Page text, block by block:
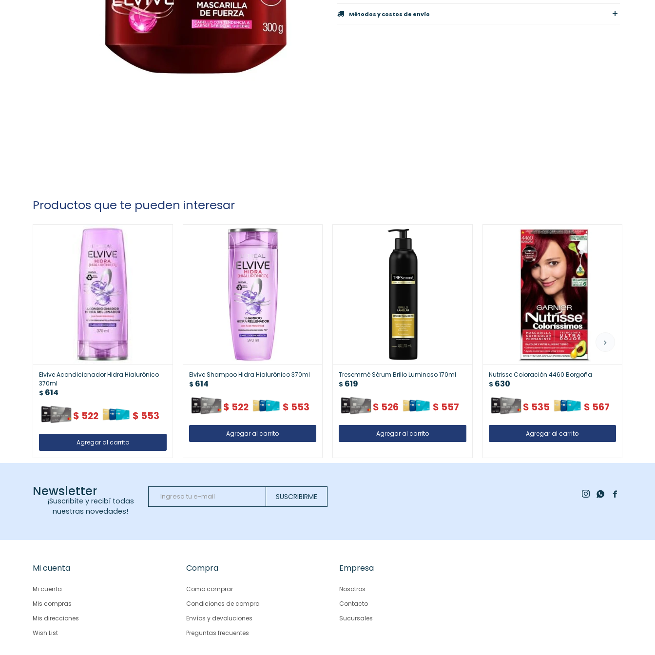
Métodos y costos de envío
Productos que te pueden interesar
Elvive Acondicionador Hidra Hialurónico
370ml
$ 614
$ 522 $ 553
Elvive Shampoo Hidra Hialurónico 370ml
$ 614
$ 522 $ 553
Tresemmé Sérum Brillo Luminoso 170ml
$ 619
$ 526 $ 557
Nutrisse Coloración 4460 Borgoña
$ 630
$ 535 $ 567
Newsletter
¡Suscribite y recibí todas
nuestras novedades!
SUSCRIBIRME 
 
Mi cuenta
Mi cuenta
Mis compras
Mis direcciones
Wish List
Compra
Como comprar
Condiciones de compra
Envíos y devoluciones
Preguntas frecuentes
Empresa
Nosotros
Contacto
Sucursales